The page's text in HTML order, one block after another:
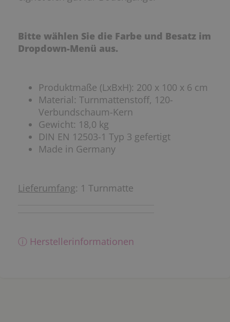
Bitte wählen Sie die Farbe und Besatz im
Dropdown-Menü aus.
Produktmaße (LxBxH): 200 x 100 x 6 cm
Material: Turnmattenstoff, 120-
Verbundschaum-Kern
Gewicht: 18,0 kg
DIN EN 12503-1 Typ 3 gefertigt
Made in Germany
Lieferumfang: 1 Turnmatte
ⓘ Herstellerinformationen